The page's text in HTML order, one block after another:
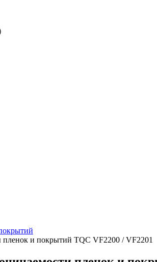
и покрытий TQC VF2200 / VF2201